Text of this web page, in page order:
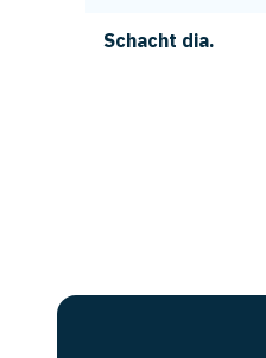
Schacht dia.